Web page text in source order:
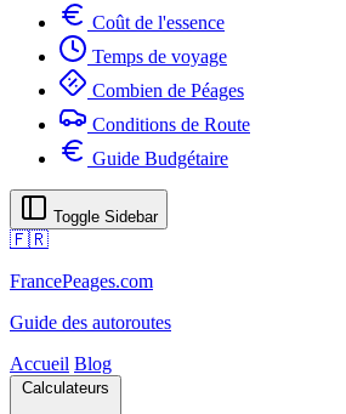
Coût de l'essence
Temps de voyage
Combien de Péages
Conditions de Route
Guide Budgétaire
Toggle Sidebar
🇫🇷
FrancePeages.com
Guide des autoroutes
Accueil Blog
Calculateurs